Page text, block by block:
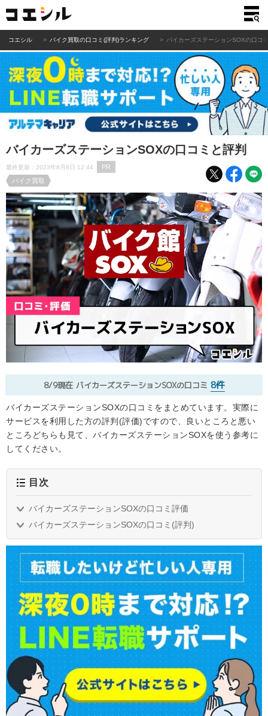
コエシル バイク買取の口コミ(評判)ランキング バイカーズステーションSOXの口コ
バイカーズステーションSOXの口コミと評判
最終更新：2023年8月8日 12:44
PR
バイク買取
8/9現在 バイカーズステーションSOXの口コミ 8件
バイカーズステーションSOXの口コミをまとめています。実際に
サービスを利用した方の評判(評価)ですので、良いところと悪い
ところどちらも見て、バイカーズステーションSOXを使う参考に
してください。
目次
バイカーズステーションSOXの口コミ評価
バイカーズステーションSOXの口コミ(評判)